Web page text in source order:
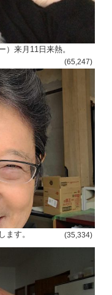
）来月11日来熱。
(65,247)
ます。 (35,334)